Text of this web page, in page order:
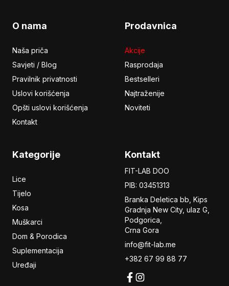
O nama
Naša priča
Savjeti / Blog
Pravilnik privatnosti
Uslovi korišćenja
Opšti uslovi korišćenja
Kontakt
Prodavnica
Akcije
Rasprodaja
Bestselleri
Najtraženije
Noviteti
Kategorije
Lice
Tijelo
Kosa
Muškarci
Dom & Porodica
Suplementacija
Uređaji
Kontakt
FIT-LAB DOO
PIB: 03451313
Branka Deletica bb, Kips
Gradnja New City, ulaz G,
Podgorica,
Crna Gora
info@fit-lab.me
+382 67 99 88 77